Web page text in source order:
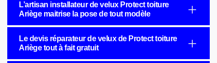
L’artisan installateur de velux Protect toiture
Ariège maitrise la pose de tout modèle
Le devis réparateur de velux de Protect toiture
Ariège tout à fait gratuit